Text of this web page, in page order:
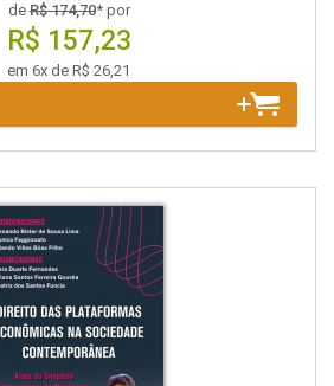
deR$ 174,70* por
R$ 157,23
em 6x de R$ 26,21